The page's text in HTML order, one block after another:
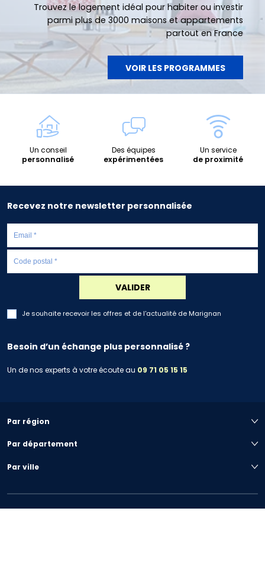
Trouvez le logement idéal pour habiter ou investir
parmi plus de 3000 maisons et appartements
partout en France
VOIR LES PROGRAMMES
Un conseil
personnalisé
Des équipes
expérimentées
Un service
de proximité
Recevez notre newsletter personnalisée
VALIDER
Je souhaite recevoir les offres et de l'actualité de Marignan
Besoin d’un échange plus personnalisé ?
Un de nos experts à votre écoute au 09 71 05 15 15
Par région
Par département
Par ville